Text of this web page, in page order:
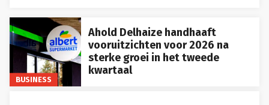
BUSINESS
Ahold Delhaize handhaaft
vooruitzichten voor 2026 na
sterke groei in het tweede
kwartaal